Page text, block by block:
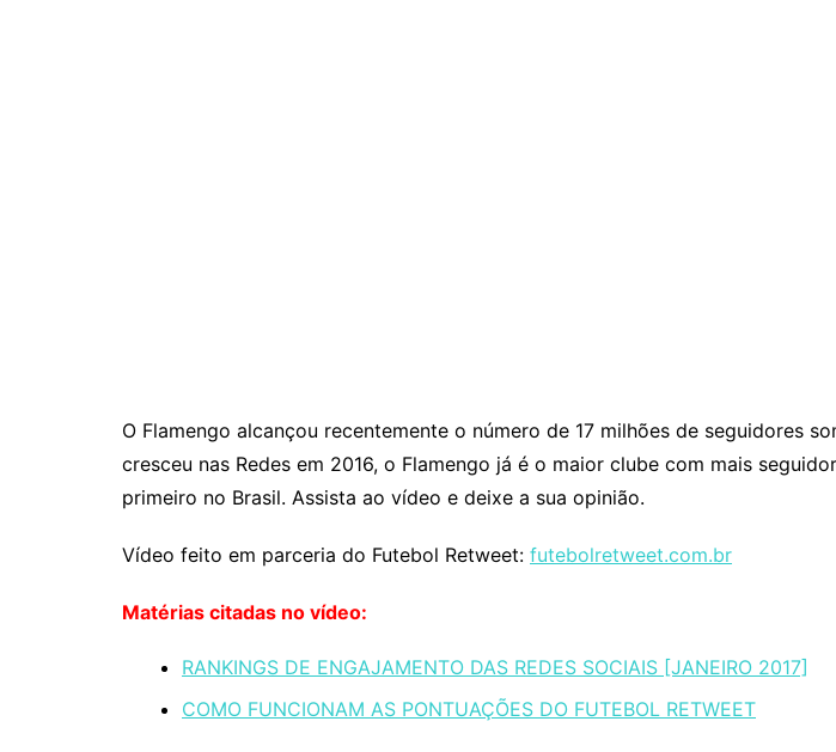
O Flamengo alcançou recentemente o número de 17 milhões de seguidores
cresceu nas Redes em 2016, o Flamengo já é o maior clube com mais
primeiro no Brasil. Assista ao vídeo e deixe a sua opinião.
Vídeo feito em parceria do Futebol Retweet: futebolretweet.com.br
Matérias citadas no vídeo:
RANKINGS DE ENGAJAMENTO DAS REDES SOCIAIS [JANEIRO 2017]
COMO FUNCIONAM AS PONTUAÇÕES DO FUTEBOL RETWEET